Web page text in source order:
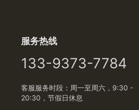
服务热线
133-9373-7784
客服服务时段：周一至周六，9:30 -
20:30，节假日休息